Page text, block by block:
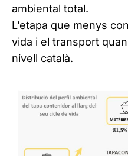
ambiental total.
L’etapa que menys
vida i el transport
nivell català.